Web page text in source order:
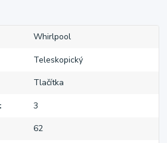
Whirlpool
Teleskopický
Tlačítka
3
62